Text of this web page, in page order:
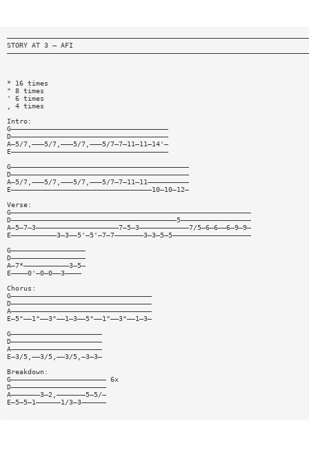
STORY AT 3 — AFI
* 16 times
" 8 times
' 6 times
, 4 times
Intro:
G——————————————————————————————————————
D——————————————————————————————————————
A—5/7,———5/7,———5/7,———5/7—7—11—11—14'—
E——————————————————————————————————————
G———————————————————————————————————————————
D———————————————————————————————————————————
A—5/7,———5/7,———5/7,———5/7—7—11—11——————————
E——————————————————————————————————10—10—12—
Verse:
G——————————————————————————————————————————————————————————
D————————————————————————————————————————5—————————————————
A—5—7—3————————————————————7—5—3————————————7/5—6—6——6—9—9—
E———————————3—3——5'—5'—7—7———————3—3—5—5———————————————————
G——————————————————
D——————————————————
A—7*———————————3—5—
E————0'—0—0——3————
Chorus:
G——————————————————————————————————
D——————————————————————————————————
A——————————————————————————————————
E—5"——1"——3"——1—3——5"——1"——3"——1—3—
G——————————————————————
D——————————————————————
A——————————————————————
E—3/5,——3/5,——3/5,—3—3—
Breakdown:
G——————————————————————— 6x
D———————————————————————
A———————3—2,———————5—5/—
E—5—5—1——————1/3—3——————